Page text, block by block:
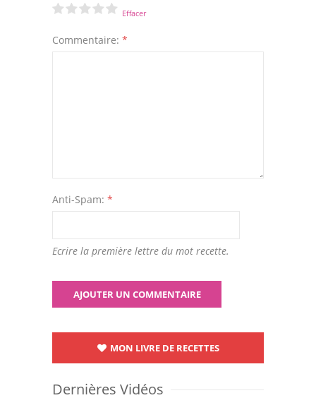
Effacer
Commentaire: *
Anti-Spam: *
Ecrire la première lettre du mot recette.
MON LIVRE DE RECETTES
Dernières Vidéos